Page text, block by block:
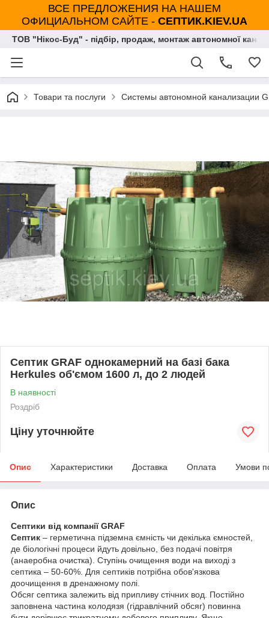
ВСЕ ПРЕДЛОЖЕНИЯ НА НАШЕМ
ОФИЦИАЛЬНОМ САЙТЕ - СЕПТИК.KIEV.UA
ТОВ "Нікос-Буд" - підбір, продаж, монтаж автономної
Товари та послуги Системы автономной канализации
Септик GRAF однокамерний на базі бака
Herkules об'ємом 1600 л, до 2 людей
В наявності
Роздріб
Ціну уточнюйте
Опис Характеристики Доставка Оплата Умови
Опис
Септики від компанії GRAF
Септик – герметична підземна ємність чи декілька ємностей,
де біологічні процеси йдуть довільно, без подачі повітря
(анаеробна очистка). Ступінь очищення води на виході з
септика – 50-60%. Для септиків потрібна обов'язкова
доочищення в дренажному полі.
Обсяг септика залежить від припливу стічних вод. Постійно
заповнена частина колодязя (гідравлічний обсяг) повинна